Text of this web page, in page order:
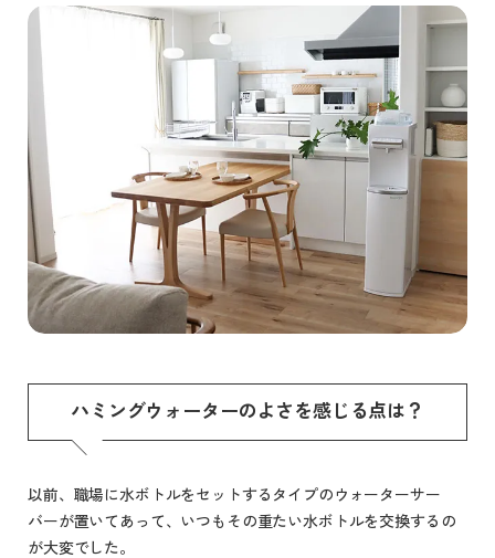
ハミングウォーターのよさを感じる点は？
以前、職場に水ボトルをセットするタイプのウォーターサー
バーが置いてあって、いつもその重たい水ボトルを交換するの
が大変でした。